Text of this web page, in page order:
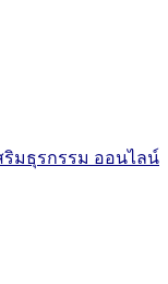
มธุรกรรม ออนไลน์